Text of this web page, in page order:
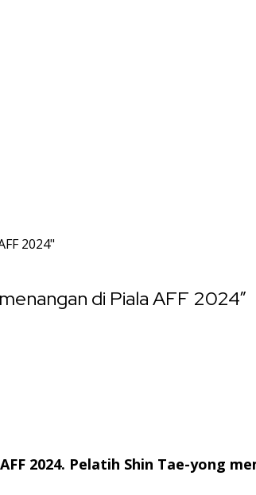
2024"
di Piala AFF 2024”
2024. Pelatih Shin Tae-yong